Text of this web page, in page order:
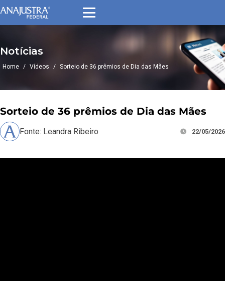
Notícias
Home / Vídeos / Sorteio de 36 prêmios de Dia das Mães
Sorteio de 36 prêmios de Dia das Mães
Fonte: Leandra Ribeiro 22/05/2026